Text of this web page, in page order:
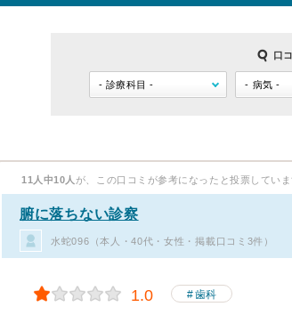
口
11人中10人 が、この口コミが参考になったと投票していま
腑に落ちない診察
水蛇096（本人・40代・女性・掲載口コミ3件）
1.0 歯科